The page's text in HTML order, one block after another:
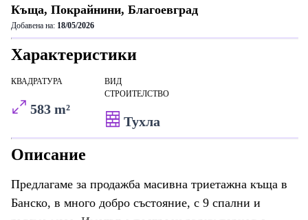
Къща, Покрайнини, Благоевград
Добавена на: 18/05/2026
Характеристики
КВАДРАТУРА
583 m²
ВИД
СТРОИТЕЛСТВО
Тухла
Описание
Предлагаме за продажба масивна триетажна къща в
Банско, в много добро състояние, с 9 спални и